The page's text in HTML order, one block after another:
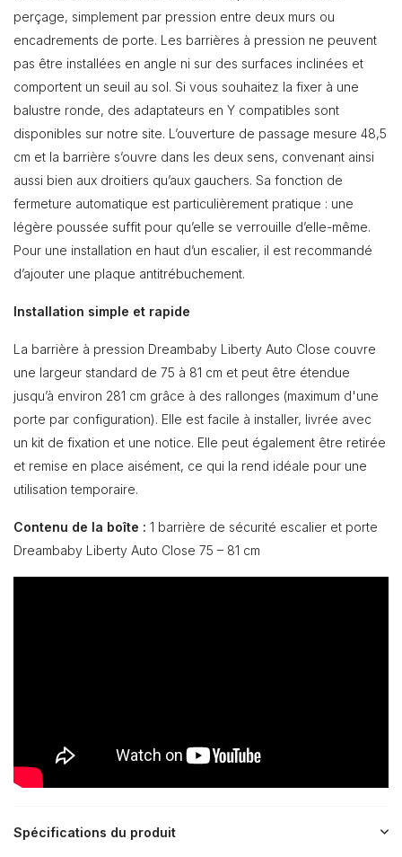
perçage, simplement par pression entre deux murs ou
encadrements de porte. Les barrières à pression ne peuvent
pas être installées en angle ni sur des surfaces inclinées et
comportent un seuil au sol. Si vous souhaitez la fixer à une
balustre ronde, des adaptateurs en Y compatibles sont
disponibles sur notre site. L’ouverture de passage mesure 48,5
cm et la barrière s’ouvre dans les deux sens, convenant ainsi
aussi bien aux droitiers qu’aux gauchers. Sa fonction de
fermeture automatique est particulièrement pratique : une
légère poussée suffit pour qu’elle se verrouille d’elle-même.
Pour une installation en haut d’un escalier, il est recommandé
d’ajouter une plaque antitrébuchement.
Installation simple et rapide
La barrière à pression Dreambaby Liberty Auto Close couvre
une largeur standard de 75 à 81 cm et peut être étendue
jusqu’à environ 281 cm grâce à des rallonges (maximum d'une
porte par configuration). Elle est facile à installer, livrée avec
un kit de fixation et une notice. Elle peut également être retirée
et remise en place aisément, ce qui la rend idéale pour une
utilisation temporaire.
Contenu de la boîte : 1 barrière de sécurité escalier et porte
Dreambaby Liberty Auto Close 75 – 81 cm
Spécifications du produit